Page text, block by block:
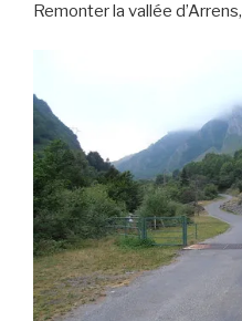
Remonter la vallée d’Arrens,